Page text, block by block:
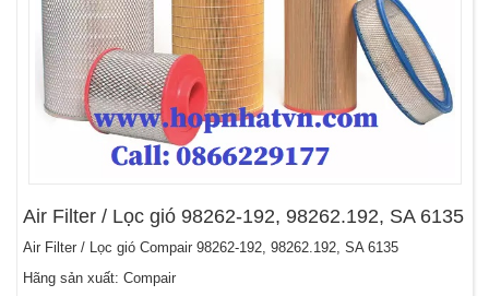
Air Filter / Lọc gió 98262-192, 98262.192, SA 6135
Air Filter / Lọc gió Compair 98262-192, 98262.192, SA 6135
Hãng sản xuất: Compair